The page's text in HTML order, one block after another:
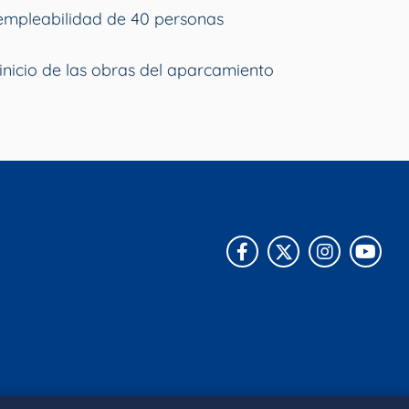
de 40 personas
de las obras del aparcamiento
Facebook
X